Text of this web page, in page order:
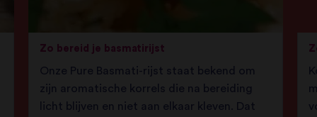
Zo bereid je basmatirijst
Onze Pure Basmati-rijst staat bekend om
zijn aromatische korrels die na bereiding
licht blijven en niet aan elkaar kleven. Dat